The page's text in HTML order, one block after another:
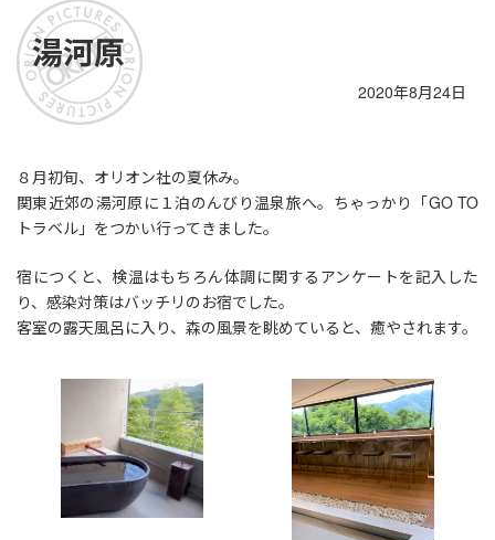
湯河原
2020年8月24日
８月初旬、オリオン社の夏休み。
関東近郊の湯河原に１泊のんびり温泉旅へ。ちゃっかり「GO TO
トラベル」をつかい行ってきました。
宿につくと、検温はもちろん体調に関するアンケートを記入した
り、感染対策はバッチリのお宿でした。
客室の露天風呂に入り、森の風景を眺めていると、癒やされます。